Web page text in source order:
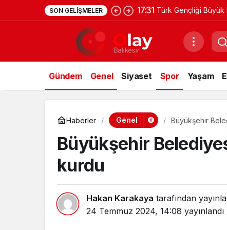
SON GELIŞMELER 17:31 Türk Gençliği Büyük
Gündem Genel Siyaset Spor Yaşam
Haberler Genel Büyükşehir
Büyükşehir
kurdu
Hakan Karakaya tarafından
24 Temmuz 2024, 14:08 yayınlandı